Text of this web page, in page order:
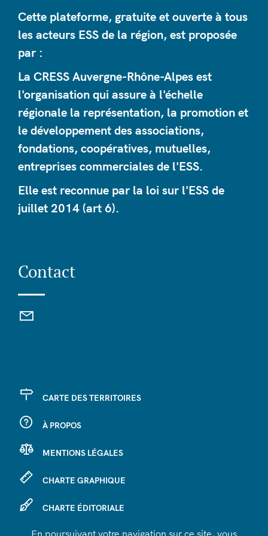
Cette plateforme, gratuite et ouverte à tous
les acteurs ESS de la région, est proposée
par :
La CRESS Auvergne-Rhône-Alpes est
l'organisation qui assure à l'échelle
régionale la représentation, la promotion et
le développement des associations,
fondations, coopératives, mutuelles,
entreprises commerciales de l'ESS.
Elle est reconnue par la loi sur l'ESS de
juillet 2014 (art 6).
Contact
CARTE DES TERRITOIRES
À PROPOS
MENTIONS LÉGALES
CHARTE GRAPHIQUE
CHARTE ÉDITORIALE
En poursuivant votre navigation sur ce site, vous